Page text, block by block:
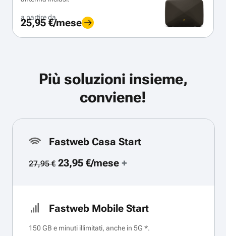
a partire da
25,95 €/mese
Più soluzioni insieme,
conviene!
Fastweb Casa Start
27,95 €23,95 €/mese+
Fastweb Mobile Start
150 GB e minuti illimitati, anche in 5G *.